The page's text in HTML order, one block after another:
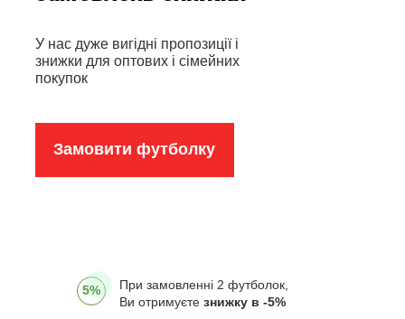
У нас дуже вигідні пропозиції і
знижки для оптових і сімейних
покупок
Замовити футболку
5%
При замовленні 2 футболок,
Ви отримуєте знижку в -5%